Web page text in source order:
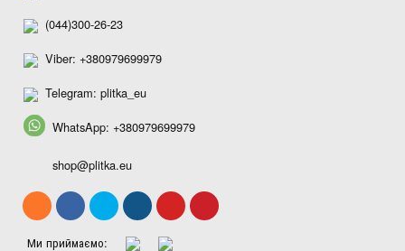
(044)300-26-23
Viber: +380979699979
Telegram: plitka_eu
WhatsApp: +380979699979
shop@plitka.eu
Ми приймаємо: